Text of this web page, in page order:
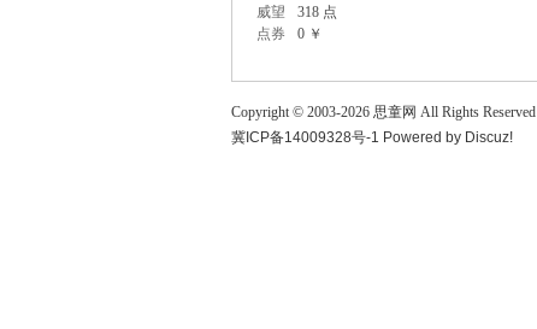
论
威望
318 点
点券
0 ￥
Copyright © 2003-2026 思童网 All Rights Reserved
冀ICP备14009328号-1 Powered by Discuz!